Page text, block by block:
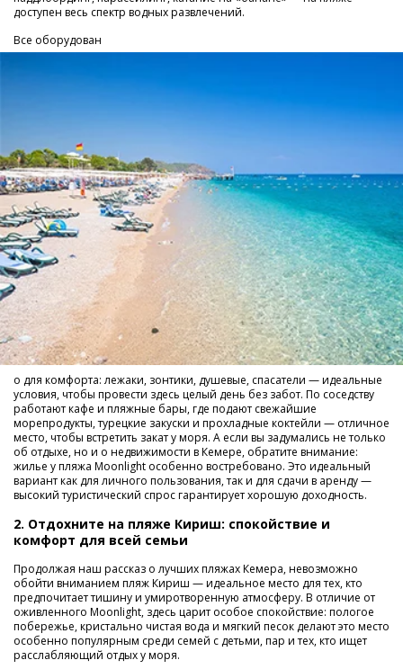
доступен весь спектр водных развлечений.
Все оборудован
о для комфорта: лежаки, зонтики, душевые, спасатели — идеальные
условия, чтобы провести здесь целый день без забот. По соседству
работают кафе и пляжные бары, где подают свежайшие
морепродукты, турецкие закуски и прохладные коктейли — отличное
место, чтобы встретить закат у моря. А если вы задумались не только
об отдыхе, но и о недвижимости в Кемере, обратите внимание:
жилье у пляжа Moonlight особенно востребовано. Это идеальный
вариант как для личного пользования, так и для сдачи в аренду —
высокий туристический спрос гарантирует хорошую доходность.
2. Отдохните на пляже Кириш: спокойствие и
комфорт для всей семьи
Продолжая наш рассказ о лучших пляжах Кемера, невозможно
обойти вниманием пляж Кириш — идеальное место для тех, кто
предпочитает тишину и умиротворенную атмосферу. В отличие от
оживленного Moonlight, здесь царит особое спокойствие: пологое
побережье, кристально чистая вода и мягкий песок делают это место
особенно популярным среди семей с детьми, пар и тех, кто ищет
расслабляющий отдых у моря.